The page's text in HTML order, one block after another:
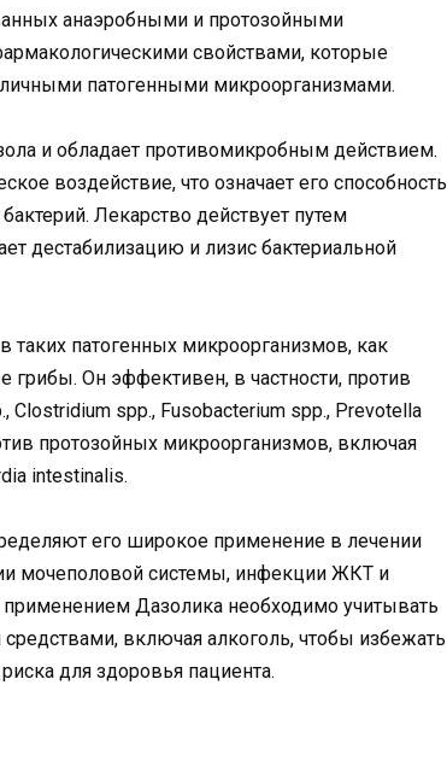
анаэробными и протозойными
свойствами, которые
патогенными микроорганизмами.
и обладает противомикробным действием.
воздействие, что означает его способность
Лекарство действует путем
дестабилизацию и лизис бактериальной
патогенных микроорганизмов, как
грибы. Он эффективен, в частности, против
Clostridium spp., Fusobacterium spp., Prevotella
протозойных микроорганизмов, включая
intestinalis.
его широкое применение в лечении
мочеполовой системы, инфекции ЖКТ и
Дазолика необходимо учитывать
включая алкоголь, чтобы избежать
для здоровья пациента.